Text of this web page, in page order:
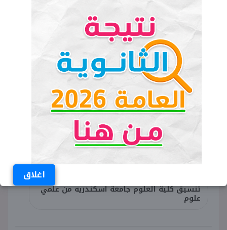
اغلاق
اقرأ المزيد:
تنسيق معاهد الحاسبات
والمعلومات 2022-2023 علمي علوم
ورياضة
الكلمات المفتاحية
تنسيق كلية العلوم جامعة اسكندريه
تنسيق كلية العلوم جامعة الاسكندريه 2022
تنسيق كلية العلوم جامعة اسكندريه رياضة
تنسيق كلية العلوم جامعة اسكندريه من علمي
علوم